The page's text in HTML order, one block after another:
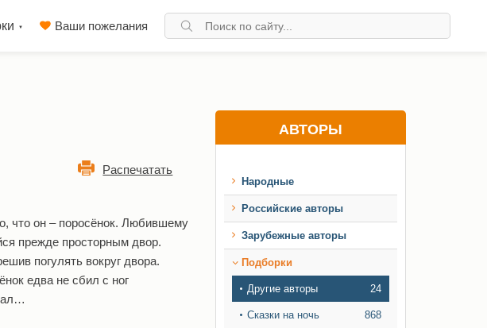
Ваши пожелания
Распечатать
что он – поросёнок. Любившему
прежде просторным двор.
погулять вокруг двора.
едва не сбил с ног
АВТОРЫ
Народные
Российские авторы
Зарубежные авторы
Подборки
Другие авторы 24
Сказки на ночь 868